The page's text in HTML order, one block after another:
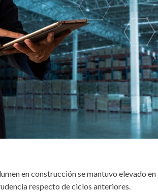
en construcción se mantuvo elevado
respecto de ciclos anteriores.